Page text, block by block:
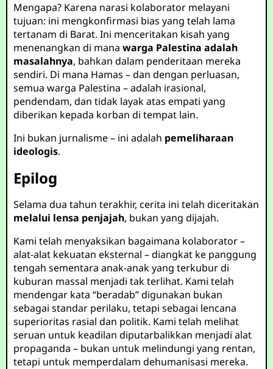
Mengapa? Karena narasi kolaborator melayani
tujuan: ini mengkonfirmasi bias yang telah lama
tertanam di Barat. Ini menceritakan kisah yang
menenangkan di manawarga Palestina adalah
masalahnya, bahkan dalam penderitaan mereka
sendiri. Di mana Hamas – dan dengan perluasan,
semua warga Palestina – adalah irasional,
pendendam, dan tidak layak atas empati yang
diberikan kepada korban di tempat lain.
Ini bukan jurnalisme – ini adalah pemeliharaan
ideologis.
Epilog
Selama dua tahun terakhir, cerita ini telah diceritakan
melalui lensa penjajah, bukan yang dijajah.
Kami telah menyaksikan bagaimana kolaborator –
alat-alat kekuatan eksternal – diangkat ke panggung
tengah sementara anak-anak yang terkubur di
kuburan massal menjadi tak terlihat. Kami telah
mendengar kata “beradab” digunakan bukan
sebagai standar perilaku, tetapi sebagai lencana
superioritas rasial dan politik. Kami telah melihat
seruan untuk keadilan diputarbalikkan menjadi alat
propaganda – bukan untuk melindungi yang rentan,
tetapi untuk memperdalam dehumanisasi mereka.